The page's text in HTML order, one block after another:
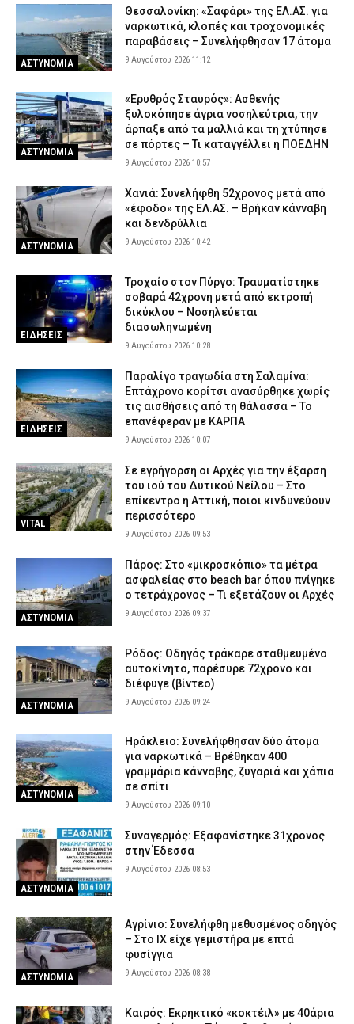
SPORTS 8 Αυγούστου 2026 20:37
Άγριος ξυλοδαρμός 51χρονου στο Ρέθυμνο – Συνελήφθησαν
πέντε άτομα
ΑΣΤΥΝΟΜΙΑ 8 Αυγούστου 2026 20:25
ΑΣΤΥΝΟΜΙΑ
Θεσσαλονίκη: «Σαφάρι» της ΕΛ.ΑΣ. για
ναρκωτικά, κλοπές και τροχονομικές
παραβάσεις – Συνελήφθησαν 17 άτομα
9 Αυγούστου 2026 11:12
ΑΣΤΥΝΟΜΙΑ
«Ερυθρός Σταυρός»: Ασθενής
ξυλοκόπησε άγρια νοσηλεύτρια, την
άρπαξε από τα μαλλιά και τη χτύπησε
σε πόρτες – Τι καταγγέλλει η ΠΟΕΔΗΝ
9 Αυγούστου 2026 10:57
ΑΣΤΥΝΟΜΙΑ
Χανιά: Συνελήφθη 52χρονος μετά από
«έφοδο» της ΕΛ.ΑΣ. – Βρήκαν κάνναβη
και δενδρύλλια
9 Αυγούστου 2026 10:42
ΕΙΔΗΣΕΙΣ
Τροχαίο στον Πύργο: Τραυματίστηκε
σοβαρά 42χρονη μετά από εκτροπή
δικύκλου – Νοσηλεύεται
διασωληνωμένη
9 Αυγούστου 2026 10:28
ΕΙΔΗΣΕΙΣ
Παραλίγο τραγωδία στη Σαλαμίνα:
Επτάχρονο κορίτσι ανασύρθηκε χωρίς
τις αισθήσεις από τη θάλασσα – Το
επανέφεραν με ΚΑΡΠΑ
9 Αυγούστου 2026 10:07
VITAL
Σε εγρήγορση οι Αρχές για την έξαρση
του ιού του Δυτικού Νείλου – Στο
επίκεντρο η Αττική, ποιοι κινδυνεύουν
περισσότερο
9 Αυγούστου 2026 09:53
ΑΣΤΥΝΟΜΙΑ
Πάρος: Στο «μικροσκόπιο» τα μέτρα
ασφαλείας στο beach bar όπου πνίγηκε
ο τετράχρονος – Τι εξετάζουν οι Αρχές
9 Αυγούστου 2026 09:37
ΑΣΤΥΝΟΜΙΑ
Ρόδος: Οδηγός τράκαρε σταθμευμένο
αυτοκίνητο, παρέσυρε 72χρονο και
διέφυγε (βίντεο)
9 Αυγούστου 2026 09:24
ΑΣΤΥΝΟΜΙΑ
Ηράκλειο: Συνελήφθησαν δύο άτομα
για ναρκωτικά – Βρέθηκαν 400
γραμμάρια κάνναβης, ζυγαριά και χάπια
σε σπίτι
9 Αυγούστου 2026 09:10
ΑΣΤΥΝΟΜΙΑ
Συναγερμός: Εξαφανίστηκε 31χρονος
στην Έδεσσα
9 Αυγούστου 2026 08:53
ΑΣΤΥΝΟΜΙΑ
Αγρίνιο: Συνελήφθη μεθυσμένος οδηγός
– Στο ΙΧ είχε γεμιστήρα με επτά
φυσίγγια
9 Αυγούστου 2026 08:38
Καιρός: Eκρηκτικό «κοκτέιλ» με 40άρια